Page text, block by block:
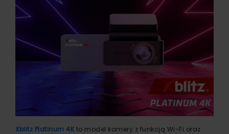
Xblitz Platinum 4K to model kamery z funkcją Wi-Fi oraz